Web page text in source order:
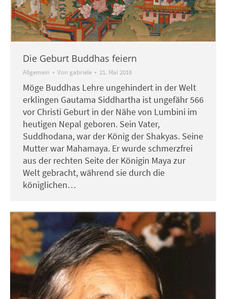
Die Geburt Buddhas feiern
Allgemein Von gabriele 21. Mai 2018
Möge Buddhas Lehre ungehindert in der Welt
erklingen Gautama Siddhartha ist ungefähr 566
vor Christi Geburt in der Nähe von Lumbini im
heutigen Nepal geboren. Sein Vater,
Suddhodana, war der König der Shakyas. Seine
Mutter war Mahamaya. Er wurde schmerzfrei
aus der rechten Seite der Königin Maya zur
Welt gebracht, während sie durch die
königlichen…